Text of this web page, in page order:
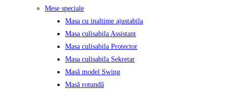
Mese speciale
Masa cu inaltime ajustabila
Masa culisabila Assistant
Masa culisabila Protector
Masa culisabila Sekretar
Masă model Swing
Masă rotundă